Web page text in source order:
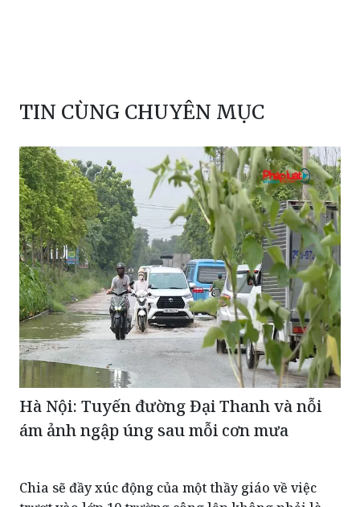
Hà Nội: Tuyến đường Đại Thanh và nỗi
ám ảnh ngập úng sau mỗi cơn mưa
Chia sẽ đầy xúc động của một thầy giáo về việc
dấu chấm dứt